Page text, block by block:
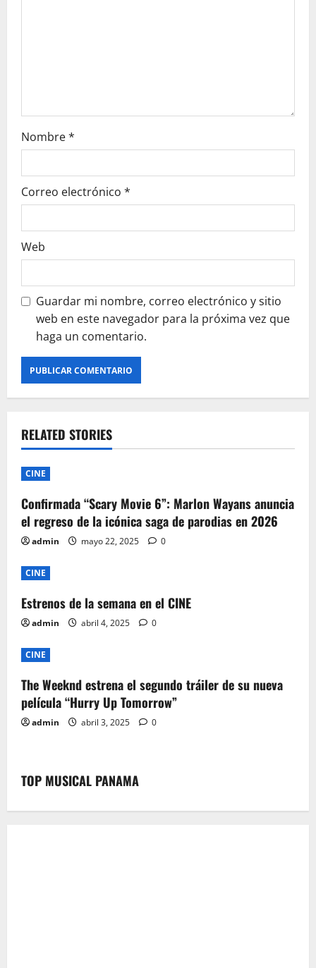
Nombre*
Correo electrónico *
Web
Guardar mi nombre, correo electrónico y sitio
web en este navegador para la próxima vez que
haga un comentario.
RELATED STORIES
CINE
Confirmada “Scary Movie 6”: Marlon Wayans anuncia
el regreso de la icónica saga de parodias en 2026
admin mayo 22, 2025 0
CINE
Estrenos de la semana en el CINE
admin abril 4, 2025 0
CINE
The Weeknd estrena el segundo tráiler de su nueva
película “Hurry Up Tomorrow”
admin abril 3, 2025 0
TOP MUSICAL PANAMA